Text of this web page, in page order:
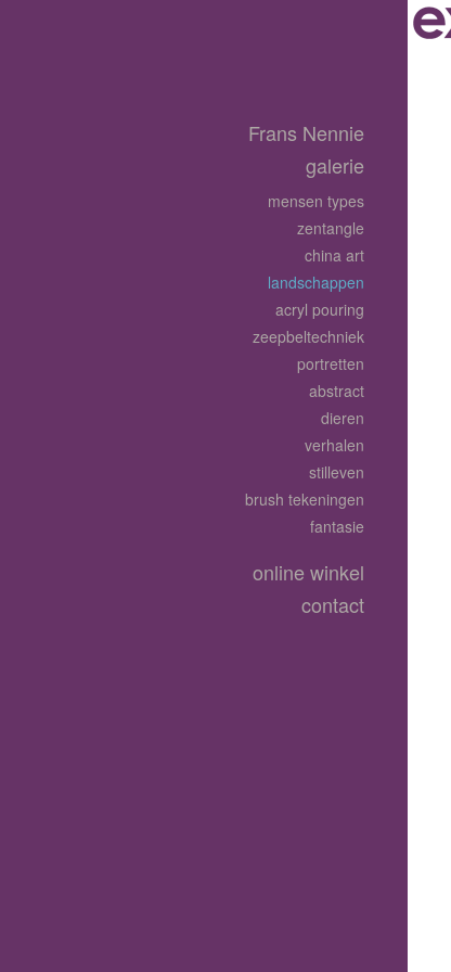
Frans Nennie
galerie
mensen types
zentangle
china art
landschappen
acryl pouring
zeepbeltechniek
portretten
abstract
dieren
verhalen
stilleven
brush tekeningen
fantasie
online winkel
contact